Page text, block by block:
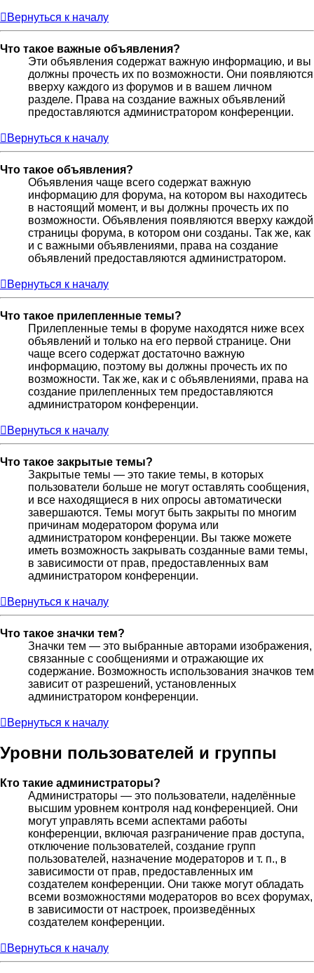
Вернуться к началу
Что такое важные объявления?
Эти объявления содержат важную информацию, и вы
должны прочесть их по возможности. Они появляются
вверху каждого из форумов и в вашем личном
разделе. Права на создание важных объявлений
предоставляются администратором конференции.
Вернуться к началу
Что такое объявления?
Объявления чаще всего содержат важную
информацию для форума, на котором вы находитесь
в настоящий момент, и вы должны прочесть их по
возможности. Объявления появляются вверху каждой
страницы форума, в котором они созданы. Так же, как
и с важными объявлениями, права на создание
объявлений предоставляются администратором.
Вернуться к началу
Что такое прилепленные темы?
Прилепленные темы в форуме находятся ниже всех
объявлений и только на его первой странице. Они
чаще всего содержат достаточно важную
информацию, поэтому вы должны прочесть их по
возможности. Так же, как и с объявлениями, права на
создание прилепленных тем предоставляются
администратором конференции.
Вернуться к началу
Что такое закрытые темы?
Закрытые темы — это такие темы, в которых
пользователи больше не могут оставлять сообщения,
и все находящиеся в них опросы автоматически
завершаются. Темы могут быть закрыты по многим
причинам модератором форума или
администратором конференции. Вы также можете
иметь возможность закрывать созданные вами темы,
в зависимости от прав, предоставленных вам
администратором конференции.
Вернуться к началу
Что такое значки тем?
Значки тем — это выбранные авторами изображения,
связанные с сообщениями и отражающие их
содержание. Возможность использования значков тем
зависит от разрешений, установленных
администратором конференции.
Вернуться к началу
Уровни пользователей и группы
Кто такие администраторы?
Администраторы — это пользователи, наделённые
высшим уровнем контроля над конференцией. Они
могут управлять всеми аспектами работы
конференции, включая разграничение прав доступа,
отключение пользователей, создание групп
пользователей, назначение модераторов и т. п., в
зависимости от прав, предоставленных им
создателем конференции. Они также могут обладать
всеми возможностями модераторов во всех форумах,
в зависимости от настроек, произведённых
создателем конференции.
Вернуться к началу